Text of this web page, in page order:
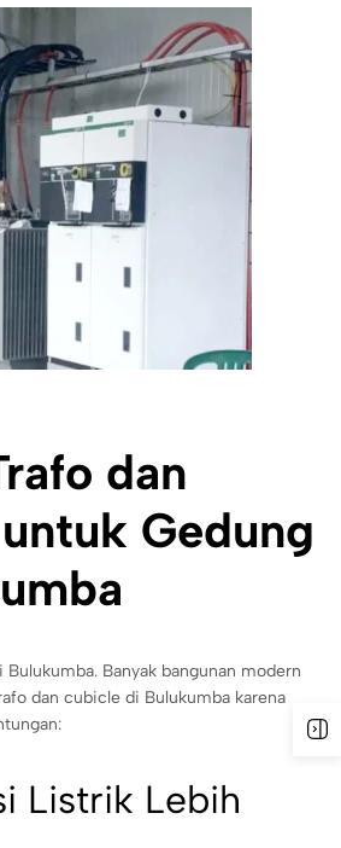
dan
Gedung
Banyak bangunan modern
dan cubicle di Bulukumba karena
Listrik Lebih